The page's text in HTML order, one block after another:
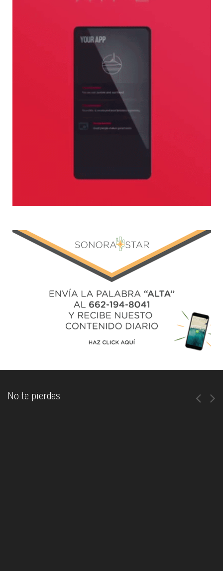
No te pierdas